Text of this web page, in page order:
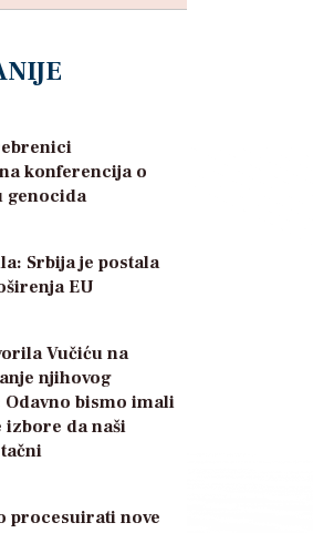
konferencija o
genocida
Srbija je postala
EU
Vučiću na
njihovog
bismo imali
izbore da naši
procesuirati nove